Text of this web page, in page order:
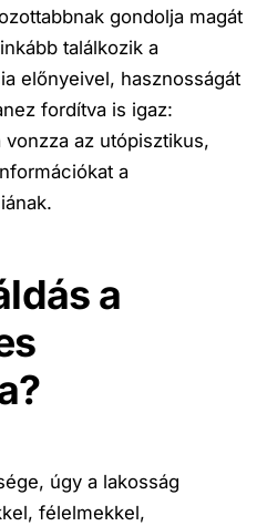
gondolja magát
találkozik a
előnyeivel, hasznosságát
fordítva is igaz:
az utópisztikus,
a
a
úgy a lakosság
félelmekkel,